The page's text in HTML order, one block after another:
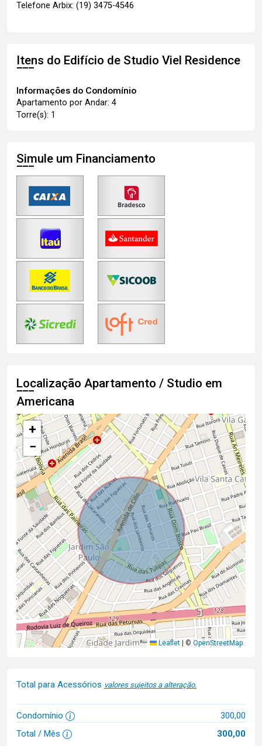
Telefone Arbix: (19) 3475-4546
Itens do Edifício de Studio Viel Residence
Informações do Condomínio
Apartamento por Andar: 4
Torre(s): 1
Simule um Financiamento
Localização Apartamento / Studio em
Americana
+
−
Leaflet © OpenStreetMap
Total para Acessórios valores sujeitos a alteração.
Condomínio
300,00
Total / Mês
300,00